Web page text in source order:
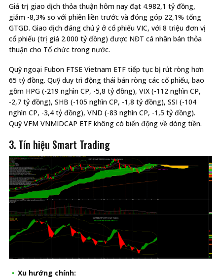
Giá trị giao dịch thỏa thuận hôm nay đạt 4.982,1 tỷ đồng,
giảm -8,3% so với phiên liền trước và đóng góp 22,1% tổng
GTGD. Giao dịch đáng chú ý ở cổ phiếu VIC, với 8 triệu đơn vị
cổ phiếu (trị giá 2.000 tỷ đồng) được NĐT cá nhân bán thỏa
thuận cho Tổ chức trong nước.
Quỹ ngoại Fubon FTSE Vietnam ETF tiếp tục bị rút ròng hơn
65 tỷ đồng. Quỹ duy trì động thái bán ròng các cổ phiếu, bao
gồm HPG (-219 nghìn CP, -5,8 tỷ đồng), VIX (-112 nghìn CP,
-2,7 tỷ đồng), SHB (-105 nghìn CP, -1,8 tỷ đồng), SSI (-104
nghìn CP, -3,4 tỷ đồng), VND (-83 nghìn CP, -1,5 tỷ đồng).
Quỹ VFM VNMIDCAP ETF không có biến động về dòng tiền.
3. Tín hiệu Smart Trading
Xu hướng chính: